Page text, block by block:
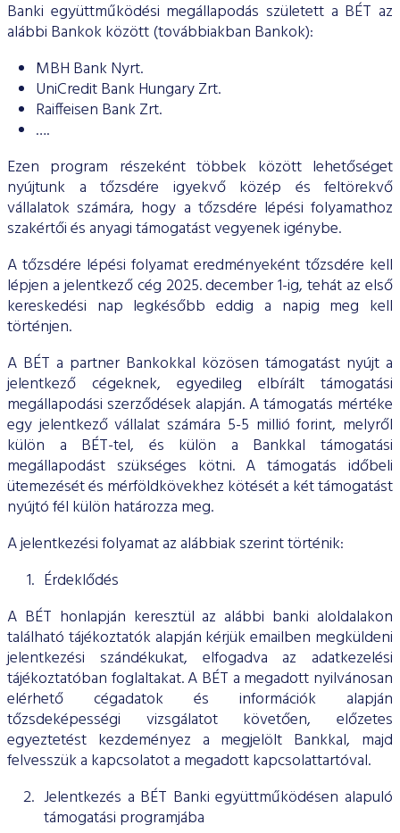
ESG Útmutató
Banki együttműködési megállapodás született a BÉT az
alábbi Bankok között (továbbiakban Bankok):
MBH Bank Nyrt.
UniCredit Bank Hungary Zrt.
Raiffeisen Bank Zrt.
….
Ezen program részeként többek között lehetőséget
nyújtunk a tőzsdére igyekvő közép és feltörekvő
vállalatok számára, hogy a tőzsdére lépési folyamathoz
szakértői és anyagi támogatást vegyenek igénybe.
A tőzsdére lépési folyamat eredményeként tőzsdére kell
lépjen a jelentkező cég 2025. december 1-ig, tehát az első
kereskedési nap legkésőbb eddig a napig meg kell
történjen.
A BÉT a partner Bankokkal közösen támogatást nyújt a
jelentkező cégeknek, egyedileg elbírált támogatási
megállapodási szerződések alapján. A támogatás mértéke
egy jelentkező vállalat számára 5-5 millió forint, melyről
külön a BÉT-tel, és külön a Bankkal támogatási
megállapodást szükséges kötni. A támogatás időbeli
ütemezését és mérföldkövekhez kötését a két támogatást
nyújtó fél külön határozza meg.
A jelentkezési folyamat az alábbiak szerint történik:
Érdeklődés
A BÉT honlapján keresztül az alábbi banki aloldalakon
található tájékoztatók alapján kérjük emailben megküldeni
jelentkezési szándékukat, elfogadva az adatkezelési
tájékoztatóban foglaltakat. A BÉT a megadott nyilvánosan
elérhető cégadatok és információk alapján
tőzsdeképességi vizsgálatot követően, előzetes
egyeztetést kezdeményez a megjelölt Bankkal, majd
felvesszük a kapcsolatot a megadott kapcsolattartóval.
Jelentkezés a BÉT Banki együttműködésen alapuló
támogatási programjába